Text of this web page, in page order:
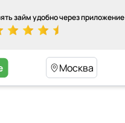
займ удобно через приложение
Москва